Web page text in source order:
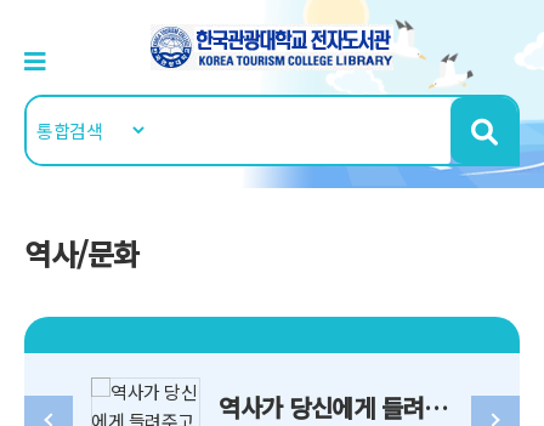
역사/문화
역사가 당신에게 들려주고 싶은 이야기